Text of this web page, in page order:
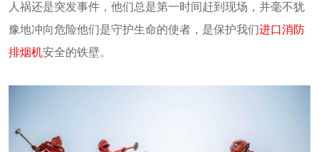
人祸还是突发事件，他们总是第一时间赶到现场，并毫不犹
豫地冲向危险他们是守护生命的使者，是保护我们进口消防
排烟机安全的铁壁。